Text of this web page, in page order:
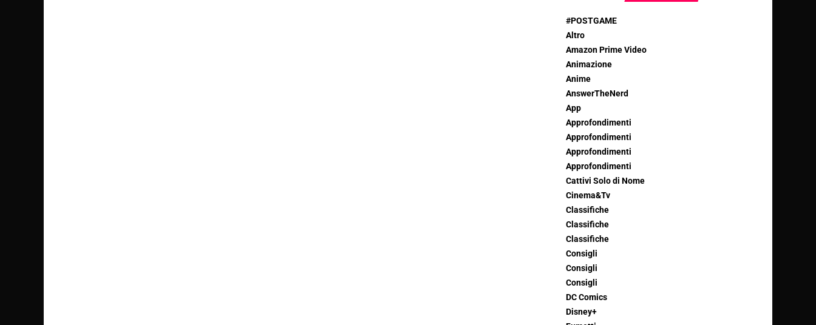
#POSTGAME
Altro
Amazon Prime Video
Animazione
Anime
AnswerTheNerd
App
Approfondimenti
Approfondimenti
Approfondimenti
Approfondimenti
Cattivi Solo di Nome
Cinema&Tv
Classifiche
Classifiche
Classifiche
Consigli
Consigli
Consigli
DC Comics
Disney+